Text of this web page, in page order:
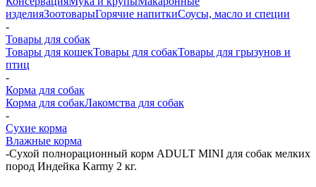
изделияЗоотоварыГорячие напиткиСоусы, масло и специи
-
Товары для собак
Товары для кошекТовары для собакТовары для грызунов и
птиц
-
Корма для собак
Корма для собакЛакомства для собак
-
Сухие корма
Влажные корма
-Сухой полнорационный корм ADULT MINI для собак мелких
пород Индейка Karmy 2 кг.